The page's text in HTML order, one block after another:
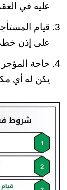
عليه في
قيام
على إذن
حاجة المؤجر
يكن له أي